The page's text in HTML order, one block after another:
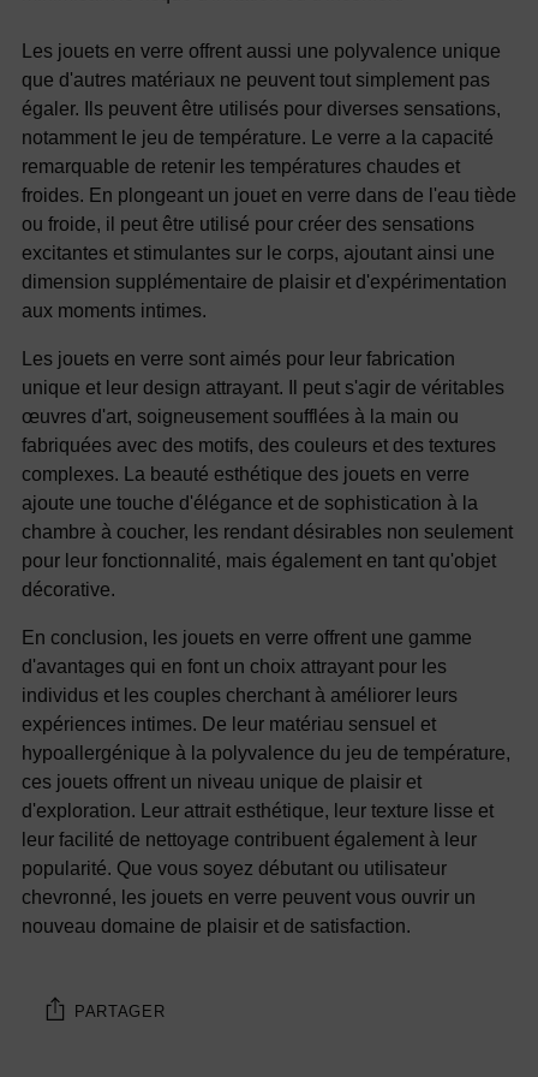
Les jouets en verre offrent aussi une polyvalence unique
que d'autres matériaux ne peuvent tout simplement pas
égaler. Ils peuvent être utilisés pour diverses sensations,
notamment le jeu de température. Le verre a la capacité
remarquable de retenir les températures chaudes et
froides. En plongeant un jouet en verre dans de l'eau tiède
ou froide, il peut être utilisé pour créer des sensations
excitantes et stimulantes sur le corps, ajoutant ainsi une
dimension supplémentaire de plaisir et d'expérimentation
aux moments intimes.
Les jouets en verre sont aimés pour leur fabrication
unique et leur design attrayant. Il peut s'agir de véritables
œuvres d'art, soigneusement soufflées à la main ou
fabriquées avec des motifs, des couleurs et des textures
complexes. La beauté esthétique des jouets en verre
ajoute une touche d'élégance et de sophistication à la
chambre à coucher, les rendant désirables non seulement
pour leur fonctionnalité, mais également en tant qu'objet
décorative.
En conclusion, les jouets en verre offrent une gamme
d'avantages qui en font un choix attrayant pour les
individus et les couples cherchant à améliorer leurs
expériences intimes. De leur matériau sensuel et
hypoallergénique à la polyvalence du jeu de température,
ces jouets offrent un niveau unique de plaisir et
d'exploration. Leur attrait esthétique, leur texture lisse et
leur facilité de nettoyage contribuent également à leur
popularité. Que vous soyez débutant ou utilisateur
chevronné, les jouets en verre peuvent vous ouvrir un
nouveau domaine de plaisir et de satisfaction.
PARTAGER